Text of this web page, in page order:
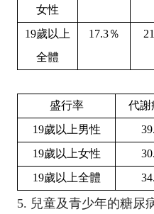
女性
19歲以上
全體
17.3％
盛行率
代謝
19歲以上男性
19歲以上女性
19歲以上全體
5. 兒童及青少年的糖尿